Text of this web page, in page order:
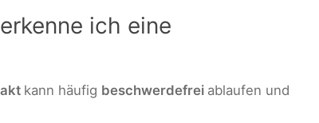
ich eine
kann häufig beschwerdefrei ablaufen und